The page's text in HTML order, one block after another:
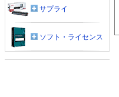
サプライ
ソフト・ライセンス